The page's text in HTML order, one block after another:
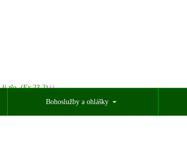
li zlo. (Ex 23,2)
Bohoslužby a ohlášky